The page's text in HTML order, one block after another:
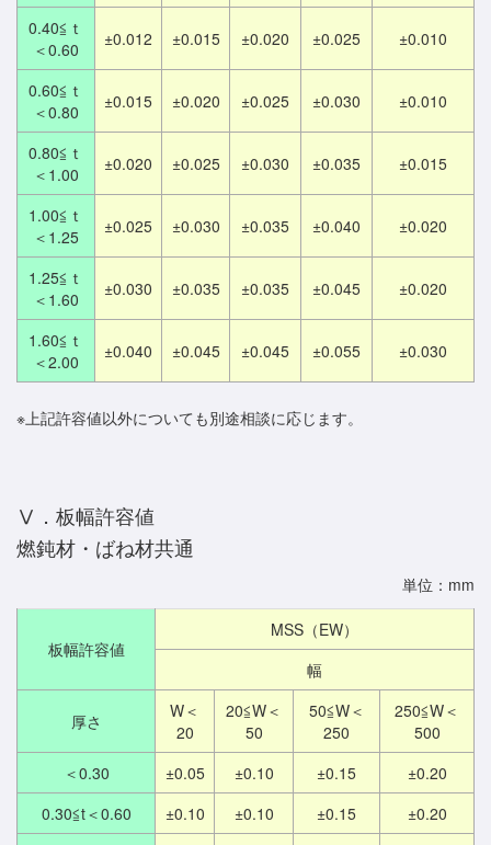
0.40≦ｔ
＜0.60
±0.012 ±0.015 ±0.020 ±0.025 ±0.010
0.60≦ｔ
＜0.80
±0.015 ±0.020 ±0.025 ±0.030 ±0.010
0.80≦ｔ
＜1.00
±0.020 ±0.025 ±0.030 ±0.035 ±0.015
1.00≦ｔ
＜1.25
±0.025 ±0.030 ±0.035 ±0.040 ±0.020
1.25≦ｔ
＜1.60
±0.030 ±0.035 ±0.035 ±0.045 ±0.020
1.60≦ｔ
＜2.00
±0.040 ±0.045 ±0.045 ±0.055 ±0.030
※上記許容値以外についても別途相談に応じます。
Ⅴ．板幅許容値
燃鈍材・ばね材共通
単位：mm
板幅許容値
MSS（EW）
幅
厚さ
W＜
20
20≦W＜
50
50≦W＜
250
250≦W＜
500
＜0.30
±0.05 ±0.10 ±0.15
±0.20
0.30≦t＜0.60
±0.10 ±0.10 ±0.15
±0.20